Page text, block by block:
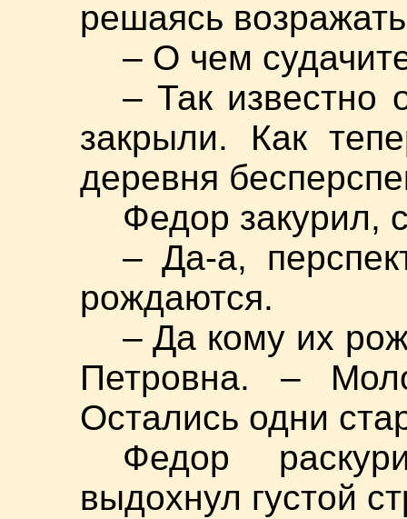
решаясь
– О чем
– Так известно
закрыли. Как
деревня
Федор закурил,
– Да-а,
рождаются.
– Да кому их
Петровна. –
Остались одни
Федор
выдохнул густой